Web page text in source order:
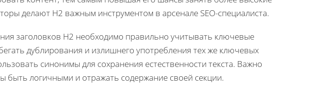
делают H2 важным инструментом в арсенале SEO-специалиста.
заголовков H2 необходимо правильно учитывать ключевые
дублирования и излишнего употребления тех же ключевых
синонимы для сохранения естественности текста. Важно
быть логичными и отражать содержание своей секции.